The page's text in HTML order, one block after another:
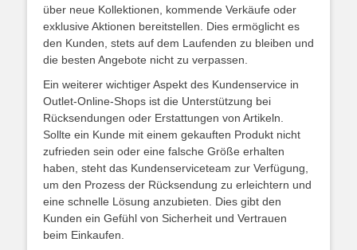
über neue Kollektionen, kommende Verkäufe oder
exklusive Aktionen bereitstellen. Dies ermöglicht es
den Kunden, stets auf dem Laufenden zu bleiben und
die besten Angebote nicht zu verpassen.
Ein weiterer wichtiger Aspekt des Kundenservice in
Outlet-Online-Shops ist die Unterstützung bei
Rücksendungen oder Erstattungen von Artikeln.
Sollte ein Kunde mit einem gekauften Produkt nicht
zufrieden sein oder eine falsche Größe erhalten
haben, steht das Kundenserviceteam zur Verfügung,
um den Prozess der Rücksendung zu erleichtern und
eine schnelle Lösung anzubieten. Dies gibt den
Kunden ein Gefühl von Sicherheit und Vertrauen
beim Einkaufen.